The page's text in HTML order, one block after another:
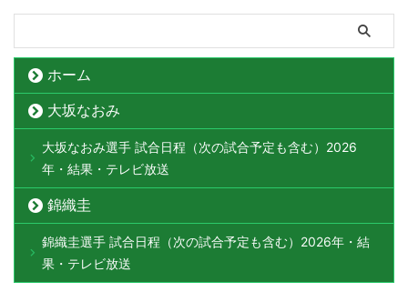
ホーム
大坂なおみ
大坂なおみ選手 試合日程（次の試合予定も含む）2026
年・結果・テレビ放送
錦織圭
錦織圭選手 試合日程（次の試合予定も含む）2026年・結
果・テレビ放送